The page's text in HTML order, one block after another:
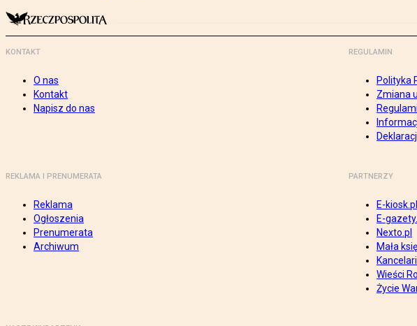
KONTAKT
O nas
Kontakt
Napisz do nas
REGULAMIN
Polityka
Zmiana
REKLAMA I PRENUMERATA
Reklama
Ogłoszenia
Prenumerata
Archiwum
PARTNERZY
E-kiosk.pl
E-
Nexto.pl
Mała
Wieści
Życie